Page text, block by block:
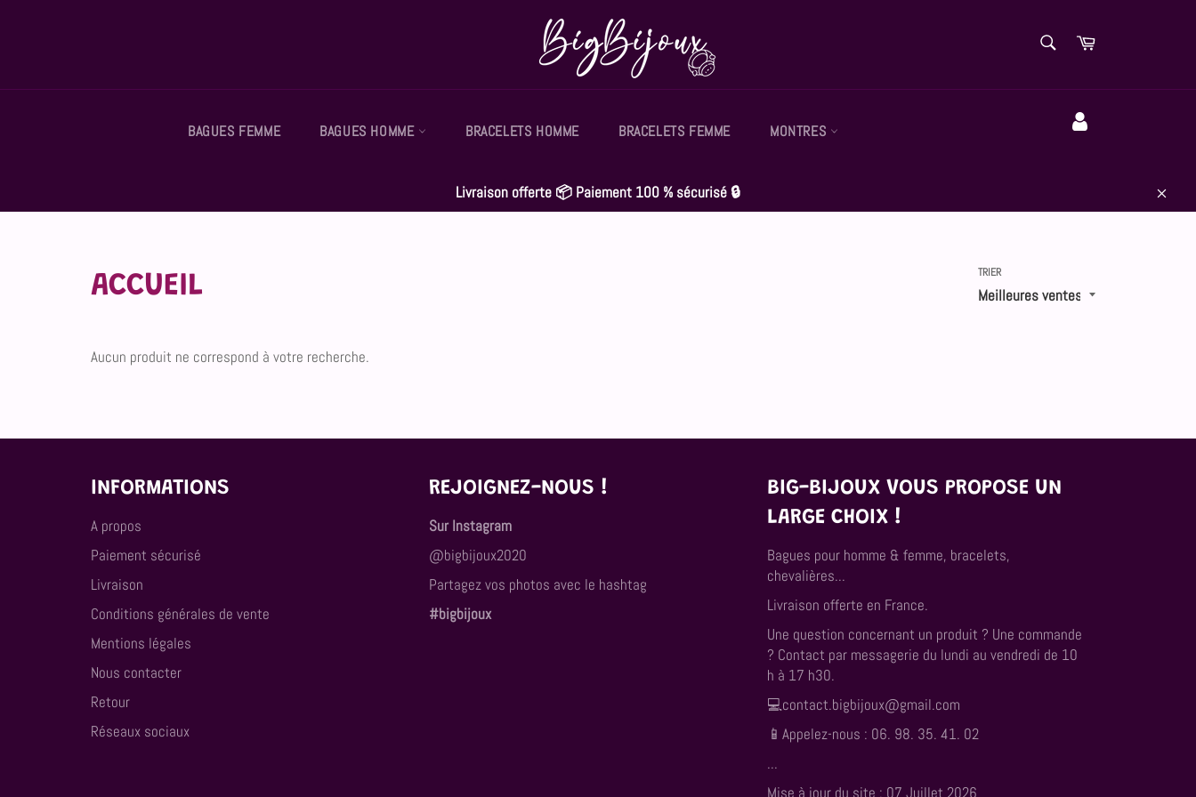
Panier
BAGUES FEMME BAGUES HOMME BRACELETS HOMME BRACELETS FEMME MONTRES
Livraison offerte 📦 Paiement 100 % sécurisé 🔒
Close
ACCUEIL TRIER
Aucun produit ne correspond à votre recherche.
INFORMATIONS
A propos
Paiement sécurisé
Livraison
Conditions générales de vente
Mentions légales
Nous contacter
Retour
Réseaux sociaux
REJOIGNEZ-NOUS !
Sur Instagram
@bigbijoux2020
Partagez vos photos avec le hashtag
#bigbijoux
BIG-BIJOUX VOUS PROPOSE UN
LARGE CHOIX !
Bagues pour homme & femme, bracelets,
chevalières...
Livraison offerte en France.
Une question concernant un produit ? Une commande
? Contact par messagerie du lundi au vendredi de 10
h à 17 h30.
💻contact.bigbijoux@gmail.com
📱Appelez-nous : 06. 98. 35. 41. 02
...
Mise à jour du site : 07 Juillet 2026